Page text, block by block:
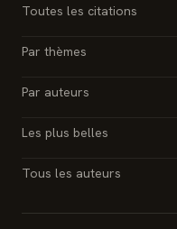
Toutes les citations
Par thèmes
Par auteurs
Les plus belles
Tous les auteurs